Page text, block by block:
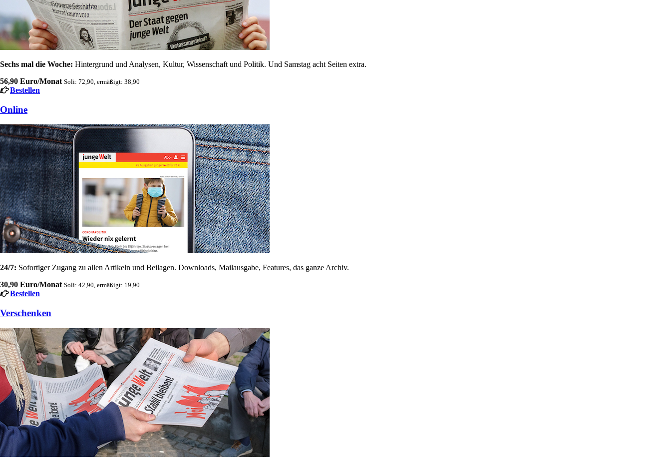
Sechs mal die Woche: Hintergrund und Analysen, Kultur, Wissenschaft und Politik. Und Samstag acht Seiten extra.
56,90 Euro/Monat Soli: 72,90, ermäßigt: 38,90
Bestellen
Online
24/7: Sofortiger Zugang zu allen Artikeln und Beilagen. Downloads, Mailausgabe, Features, das ganze Archiv.
30,90 Euro/Monat Soli: 42,90, ermäßigt: 19,90
Bestellen
Verschenken